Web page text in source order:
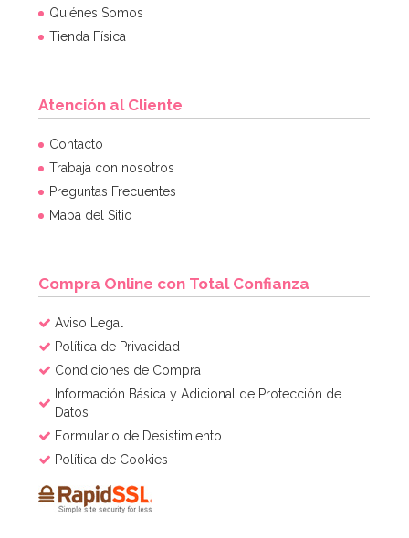
Quiénes Somos
Tienda Física
Atención al Cliente
Contacto
Trabaja con nosotros
Preguntas Frecuentes
Mapa del Sitio
Compra Online con Total Confianza
Aviso Legal
Política de Privacidad
Condiciones de Compra
Información Básica y Adicional de Protección de
Datos
Formulario de Desistimiento
Política de Cookies